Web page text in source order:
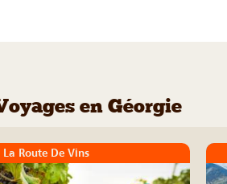
en Géorgie
La Route De Vins